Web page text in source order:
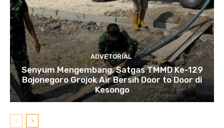
ADVETORIAL
Senyum Mengembang, Satgas TMMD Ke-129
Bojonegoro Grojok Air Bersih Door to Door di
Kesongo